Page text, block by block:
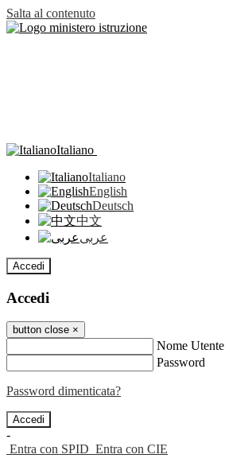
Salta al contenuto
Italiano
Italiano
English
Deutsch
中文
عربى
Accedi
Accedi
button close ×
Nome Utente
Password
Password dimenticata?
-
Entra con SPID Entra con CIE